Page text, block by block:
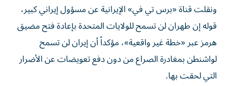
ونقلت قناة «برس تي في» الإيرانية عن مسؤول إيراني كبير،
قوله إن طهران لن تسمح للولايات المتحدة بإعادة فتح مضيق
هرمز عبر «خطة غير واقعية»، مؤكداً أن إيران لن تسمح
لواشنطن بمغادرة الصراع من دون دفع تعويضات عن الأضرار
التي لحقت بها.